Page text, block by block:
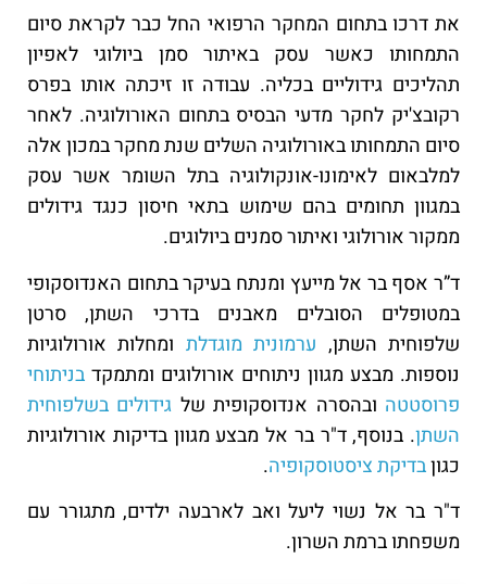
את דרכו בתחום המחקר הרפואי החל כבר לקראת סיום
התמחותו כאשר עסק באיתור סמן ביולוגי לאפיון
תהליכים גידוליים בכליה. עבודה זו זיכתה אותו בפרס
רקובצ'יק לחקר מדעי הבסיס בתחום האורולוגיה. לאחר
סיום התמחותו באורולוגיה השלים שנת מחקר במכון אלה
למלבאום לאימונו-אונקולוגיה בתל השומר אשר עסק
במגוון תחומים בהם שימוש בתאי חיסון כנגד גידולים
ממקור אורולוגי ואיתור סמנים ביולוגים.
ד”ר אסף בר אל מייעץ ומנתח בעיקר בתחום האנדוסקופי
במטופלים הסובלים מאבנים בדרכי השתן, סרטן
שלפוחית השתן, ערמונית מוגדלת ומחלות אורולוגיות
נוספות. מבצע מגוון ניתוחים אורולוגים ומתמקד בניתוחי
פרוסטטה ובהסרה אנדוסקופית של גידולים בשלפוחית
השתן. בנוסף, ד"ר בר אל מבצע מגוון בדיקות אורולוגיות
כגוןבדיקת ציסטוסקופיה.
ד"ר בר אל נשוי ליעל ואב לארבעה ילדים, מתגורר עם
משפחתו ברמת השרון.